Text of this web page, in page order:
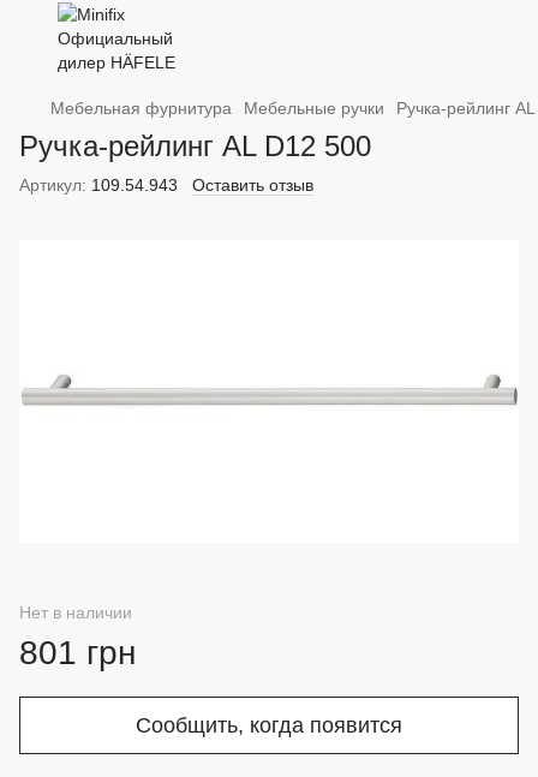
Мебельная фурнитура Мебельные ручки Ручка-рейлинг
Ручка-рейлинг AL D12 500
Артикул: 109.54.943 Оставить отзыв
Нет в наличии
801 грн
Сообщить, когда появится